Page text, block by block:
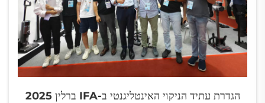
הגדרת עתיד הניקוי האינטליגנטי ב-IFA ברלין 2025